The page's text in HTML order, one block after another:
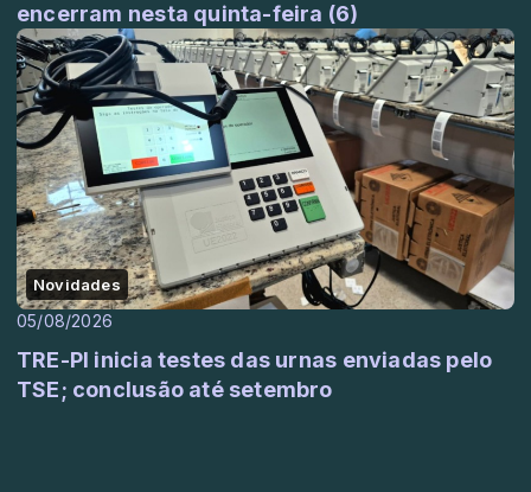
encerram nesta quinta-feira (6)
Novidades
05/08/2026
TRE-PI inicia testes das urnas enviadas pelo
TSE; conclusão até setembro